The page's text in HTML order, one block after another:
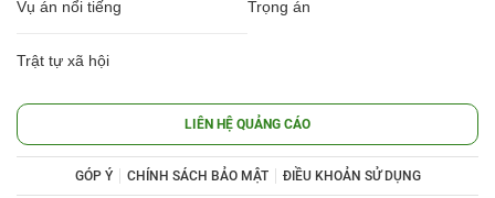
Vụ án nổi tiếng Trọng án
Trật tự xã hội
LIÊN HỆ QUẢNG CÁO
GÓP Ý CHÍNH SÁCH BẢO MẬT ĐIỀU KHOẢN SỬ DỤNG